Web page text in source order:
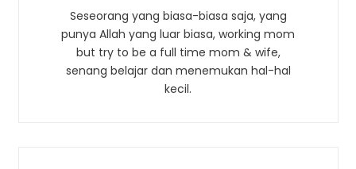
Seseorang yang biasa-biasa saja, yang
punya Allah yang luar biasa, working mom
but try to be a full time mom & wife,
senang belajar dan menemukan hal-hal
kecil.